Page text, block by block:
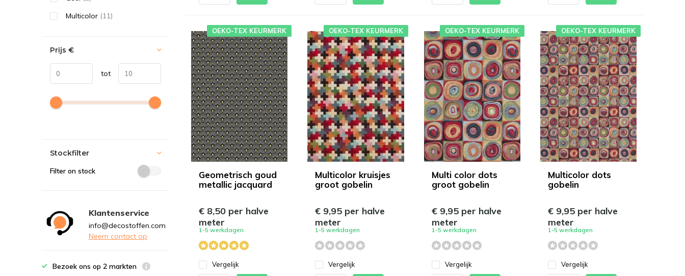
Geometrisch goud
metallic jacquard
OEKO-TEX KEURMERK
€ 8,50 per halve
meter
1-5 werkdagen
Vergelijk
Multicolor kruisjes
groot gobelin
OEKO-TEX KEURMERK
€ 9,95 per halve
meter
1-5 werkdagen
Vergelijk
Multi color dots
groot gobelin
OEKO-TEX KEURMERK
€ 9,95 per halve
meter
1-5 werkdagen
Vergelijk
Multicolor dots
gobelin
OEKO-TEX KEURMERK
€ 9,95 per halve
meter
1-5 werkdagen
Vergelijk
Multicolor (11)
Prijs €
tot
Stockfilter
Filter on stock
Klantenservice
info@decostoffen.com
Neem contact op
Bezoek ons op 2 markten